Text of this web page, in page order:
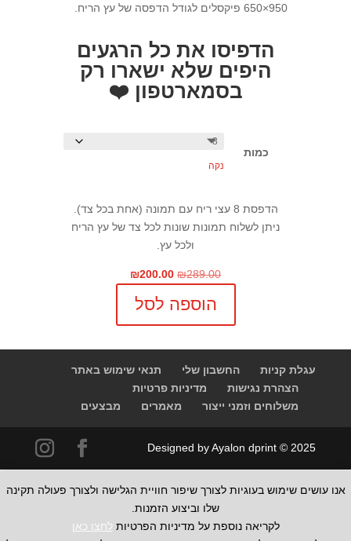
אנו עושים שימוש בעוגיות לצורך שיפור חוויית הגלישה ולצורך פעולה תקינה
שלו וביצוע הזמנות.
לקריאה נוספת על מדיניות הפרטיותלחצו כאן
950×650 פיקסלים לגודל הדפסה של עץ הריח.
הדפיסו את כל הרגעים
היפים שלא ישארו רק
בסמארטפון ❤️
כמות
נקה
הדפסת 8 עצי ריח עם תמונה (אחת בכל צד).
ניתן לשלוח תמונות שונות לכל צד של עץ הריח
ולכל עץ.
₪289.00
המחיר
היה:
₪289.00.
₪200.00
₪200.00.
הוספה לסל
עגלת קניות החשבון שלי
תנאי שימוש באתר
הצהרת נגישות
מדיניות פרטיות
משלוחים וזמני ייצור
מאמרים מבצעים
Designed by Ayalon dprint © 2025